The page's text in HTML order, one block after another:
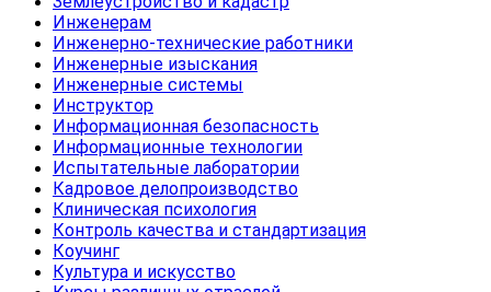
Инженерам
Инженерно-технические работники
Инженерные изыскания
Инженерные системы
Инструктор
Информационная безопасность
Информационные технологии
Испытательные лаборатории
Кадровое делопроизводство
Клиническая психология
Контроль качества и стандартизация
Коучинг
Культура и искусство